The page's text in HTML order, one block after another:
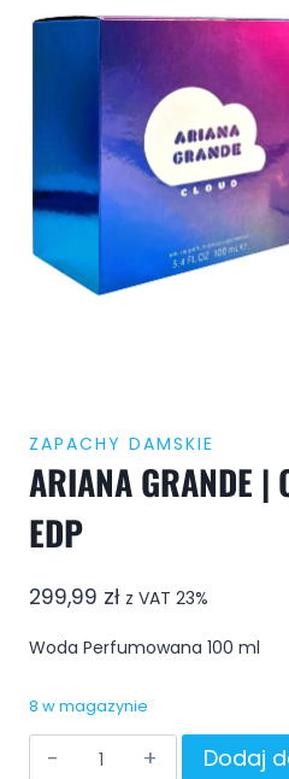
ZAPACHY DAMSKIE
ARIANA GRANDE |
EDP
299,99 zł z VAT 23%
Woda Perfumowana 100 ml
8 w magazynie
Dodaj